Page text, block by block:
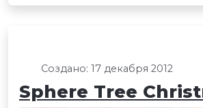
Создано: 17 декабря 2012
Sphere Tree